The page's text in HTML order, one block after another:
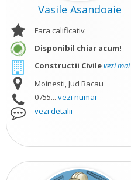
Vasile Asandoaie
Fara calificativ
Disponibil chiar acum!
Constructii Civilevezi
Moinesti, Jud Bacau
0755... vezi numar
vezi detalii